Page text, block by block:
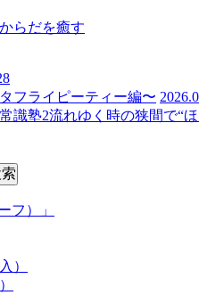
らだを癒す
フライピーティー編〜
塾2流れゆく時の狭間で“
フ）」